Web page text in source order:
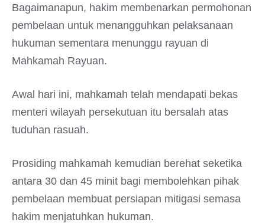
Bagaimanapun, hakim membenarkan permohonan
pembelaan untuk menangguhkan pelaksanaan
hukuman sementara menunggu rayuan di
Mahkamah Rayuan.
Awal hari ini, mahkamah telah mendapati bekas
menteri wilayah persekutuan itu bersalah atas
tuduhan rasuah.
Prosiding mahkamah kemudian berehat seketika
antara 30 dan 45 minit bagi membolehkan pihak
pembelaan membuat persiapan mitigasi semasa
hakim menjatuhkan hukuman.